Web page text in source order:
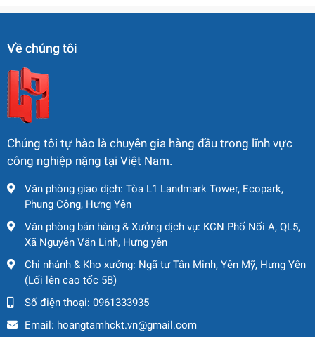
Xe bền, tiêu chuẩn khí thải cao – thân thiện môi
Về chúng tôi
Chúng tôi tự hào là chuyên gia hàng đầu trong lĩnh vực
công nghiệp nặng tại Việt Nam.
Văn phòng giao dịch: Tòa L1 Landmark Tower, Ecopark,
Phụng Công, Hưng Yên
Văn phòng bán hàng & Xưởng dịch vụ: KCN Phố Nối A, QL5,
Xã Nguyễn Văn Linh, Hưng yên
Chi nhánh & Kho xưởng: Ngã tư Tân Minh, Yên Mỹ, Hưng Yên
(Lối lên cao tốc 5B)
Số điện thoại: 0961333935
Email: hoangtamhckt.vn@gmail.com